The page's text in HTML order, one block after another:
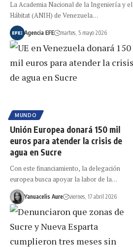
La Academia Nacional de la Ingeniería y el
Hábitat (ANIH) de Venezuela…
Agencia EFE martes, 5 mayo 2026
MUNDO
Unión Europea donará 150 mil
euros para atender la crisis de
agua en Sucre
Con este financiamiento, la delegación
europea busca apoyar la labor de la…
Yanuacelis Aure viernes, 17 abril 2026